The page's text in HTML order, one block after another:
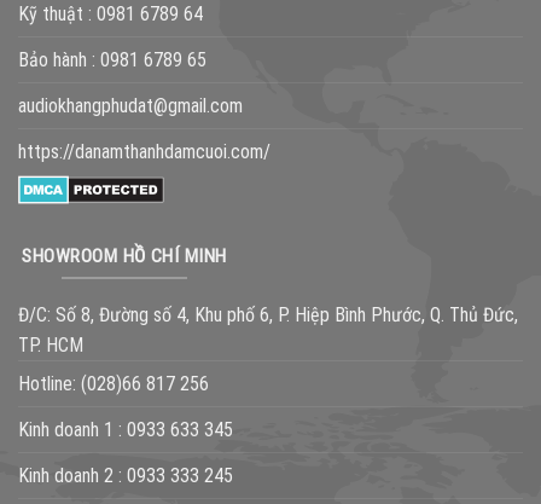
Kỹ thuật : 0981 6789 64
Bảo hành : 0981 6789 65
audiokhangphudat@gmail.com
https://danamthanhdamcuoi.com/
SHOWROOM HỒ CHÍ MINH
Đ/C: Số 8, Đường số 4, Khu phố 6, P. Hiệp Bình Phước, Q. Thủ Đức,
TP. HCM
Hotline: (028)66 817 256
Kinh doanh 1 : 0933 633 345
Kinh doanh 2 : 0933 333 245